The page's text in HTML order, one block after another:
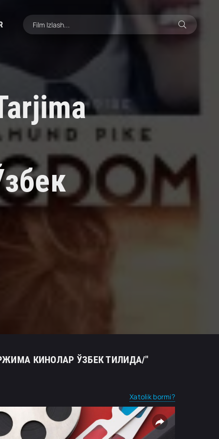
ТАРЖИМА КИНОЛАР ЎЗБЕК ТИЛИДА/"
Xatolik bormi?